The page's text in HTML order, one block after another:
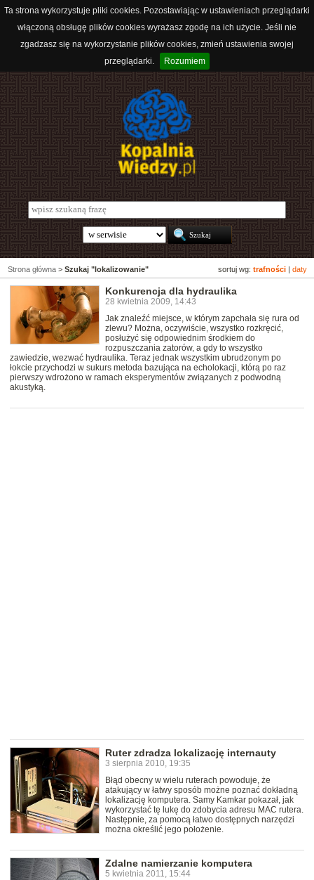
Ta strona wykorzystuje pliki cookies. Pozostawiając w ustawieniach przeglądarki
włączoną obsługę plików cookies wyrażasz zgodę na ich użycie. Jeśli nie
zgadzasz się na wykorzystanie plików cookies, zmień ustawienia swojej
przeglądarki.
Rozumiem
sortuj wg: trafności daty
Strona główna > Szukaj "lokalizowanie"
Konkurencja dla hydraulika
28 kwietnia 2009, 14:43
Jak znaleźć miejsce, w którym zapchała się rura od
zlewu? Można, oczywiście, wszystko rozkręcić,
posłużyć się odpowiednim środkiem do
rozpuszczania zatorów, a gdy to wszystko
zawiedzie, wezwać hydraulika. Teraz jednak wszystkim ubrudzonym po
łokcie przychodzi w sukurs metoda bazująca na echolokacji, którą po raz
pierwszy wdrożono w ramach eksperymentów związanych z podwodną
akustyką.
Ruter zdradza lokalizację internauty
3 sierpnia 2010, 19:35
Błąd obecny w wielu ruterach powoduje, że
atakujący w łatwy sposób możne poznać dokładną
lokalizację komputera. Samy Kamkar pokazał, jak
wykorzystać tę lukę do zdobycia adresu MAC rutera.
Następnie, za pomocą łatwo dostępnych narzędzi
można określić jego położenie.
Zdalne namierzanie komputera
5 kwietnia 2011, 15:44